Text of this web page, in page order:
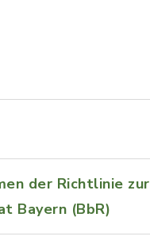
der Richtlinie zur
Bayern (BbR)